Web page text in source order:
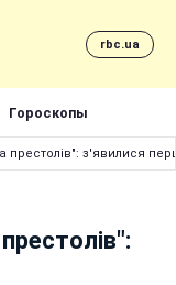
rbc.ua
Гороскопы
престолів": з'явилися